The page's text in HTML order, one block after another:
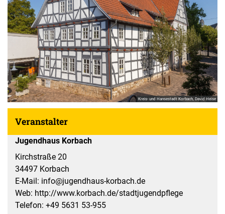
Kreis- und Hansestadt Korbach, David Heise
Veranstalter
Jugendhaus Korbach
Kirchstraße 20
34497 Korbach
E-Mail: info@jugendhaus-korbach.de
Web: http://www.korbach.de/stadtjugendpflege
Telefon: +49 5631 53-955